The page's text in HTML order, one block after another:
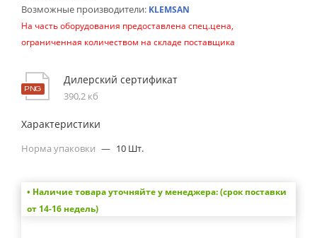
Возможные производители: KLEMSAN
На часть оборудования предоставлена спец.цена,
ограниченная количеством на складе поставщика
Дилерский сертификат
390,2 кб
Характеристики
Норма упаковки — 10 Шт.
• Наличие товара уточняйте у менеджера: (срок поставки
от 14-16 недель)